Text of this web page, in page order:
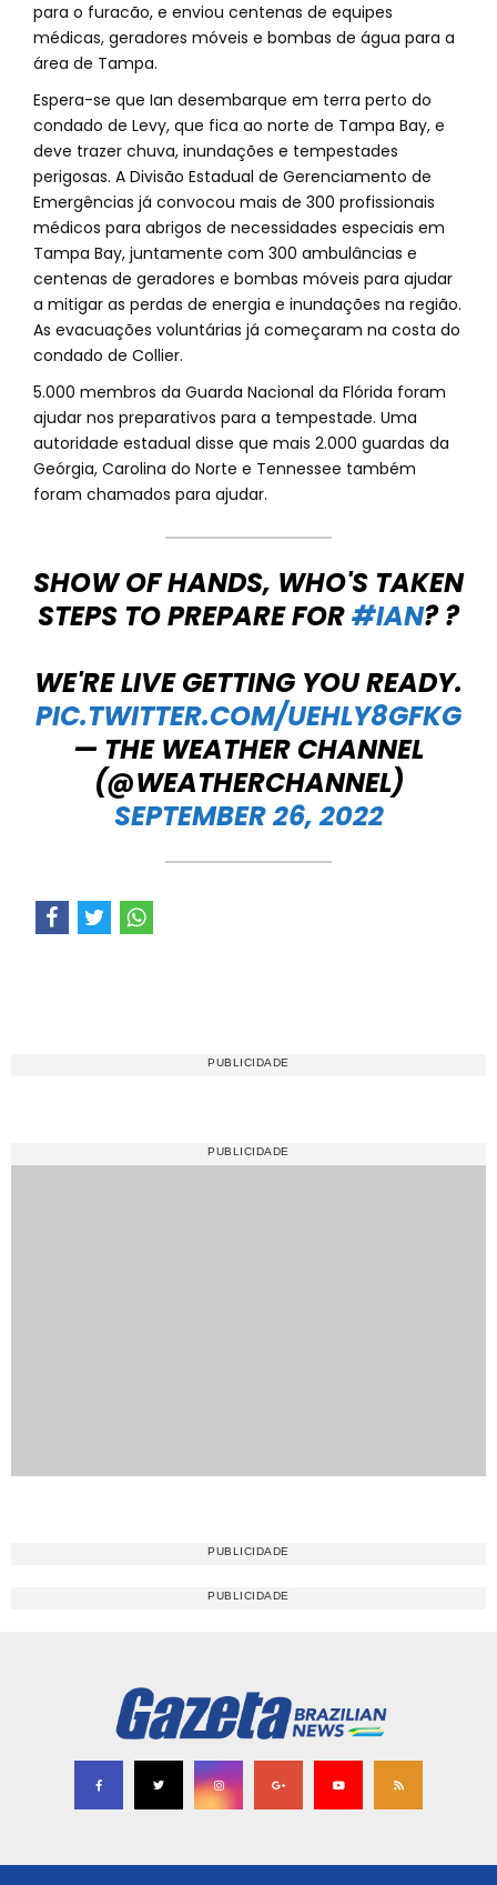
para o furacão, e enviou centenas de equipes
médicas, geradores móveis e bombas de água para a
área de Tampa.
Espera-se que Ian desembarque em terra perto do
condado de Levy, que fica ao norte de Tampa Bay, e
deve trazer chuva, inundações e tempestades
perigosas. A Divisão Estadual de Gerenciamento de
Emergências já convocou mais de 300 profissionais
médicos para abrigos de necessidades especiais em
Tampa Bay, juntamente com 300 ambulâncias e
centenas de geradores e bombas móveis para ajudar
a mitigar as perdas de energia e inundações na região.
As evacuações voluntárias já começaram na costa do
condado de Collier.
5.000 membros da Guarda Nacional da Flórida foram
ajudar nos preparativos para a tempestade. Uma
autoridade estadual disse que mais 2.000 guardas da
Geórgia, Carolina do Norte e Tennessee também
foram chamados para ajudar.
SHOW OF HANDS, WHO'S TAKEN
STEPS TO PREPARE FOR#IAN? ?
WE'RE LIVE GETTING YOU READY.
PIC.TWITTER.COM/UEHLY8GFKG
— THE WEATHER CHANNEL
(@WEATHERCHANNEL)
SEPTEMBER 26, 2022